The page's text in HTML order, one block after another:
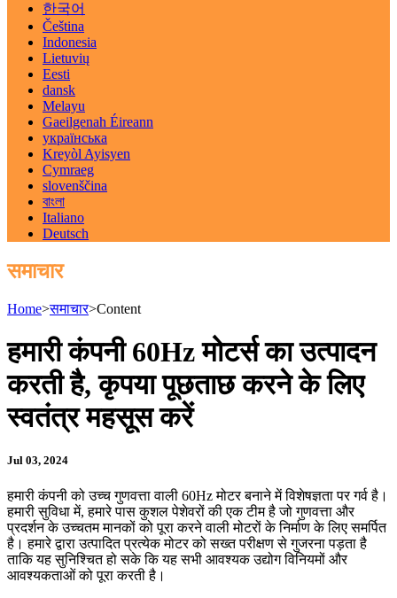
한국어
Čeština
Indonesia
Lietuvių
Eesti
dansk
Melayu
Gaeilgenah Éireann
українська
Kreyòl Ayisyen
Cymraeg
slovenščina
বাংলা
Italiano
Deutsch
समाचार
Home>समाचार>Content
हमारी कंपनी 60Hz मोटर्स का उत्पादन
करती है, कृपया पूछताछ करने के लिए
स्वतंत्र महसूस करें
Jul 03, 2024
हमारी कंपनी को उच्च गुणवत्ता वाली 60Hz मोटर बनाने में विशेषज्ञता पर गर्व है।
हमारी सुविधा में, हमारे पास कुशल पेशेवरों की एक टीम है जो गुणवत्ता और
प्रदर्शन के उच्चतम मानकों को पूरा करने वाली मोटरों के निर्माण के लिए समर्पित
है। हमारे द्वारा उत्पादित प्रत्येक मोटर को सख्त परीक्षण से गुजरना पड़ता है
ताकि यह सुनिश्चित हो सके कि यह सभी आवश्यक उद्योग विनियमों और
आवश्यकताओं को पूरा करती है।